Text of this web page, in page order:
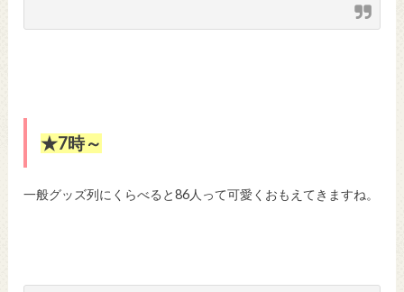
★7時～
一般グッズ列にくらべると86人って可愛くおもえてきますね。